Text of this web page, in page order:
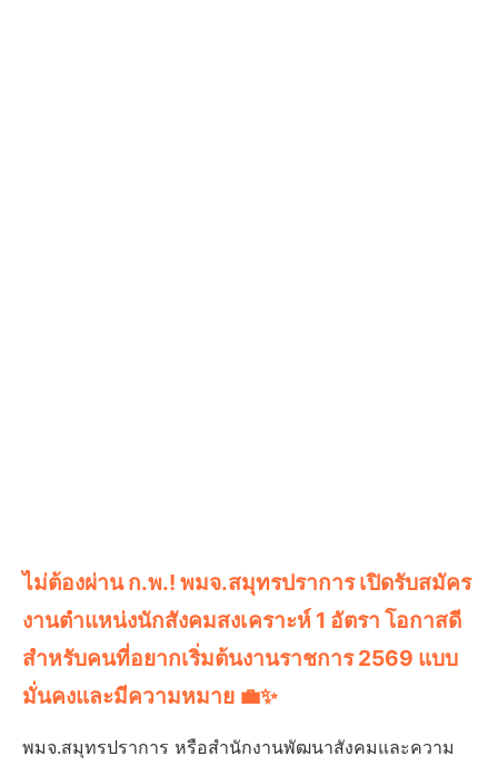
ไม่ต้องผ่าน ก.พ.! พมจ.สมุทรปราการ เปิดรับสมัคร
งานตำแหน่งนักสังคมสงเคราะห์ 1 อัตรา โอกาสดี
สำหรับคนที่อยากเริ่มต้นงานราชการ 2569 แบบ
มั่นคงและมีความหมาย 💼✨
พมจ.สมุทรปราการ หรือสำนักงานพัฒนาสังคมและความ